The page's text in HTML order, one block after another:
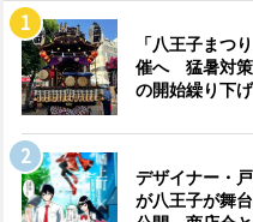
「八王子まつ
催へ 猛暑対策
の開始繰り下げ
デザイナー・
が八王子が舞